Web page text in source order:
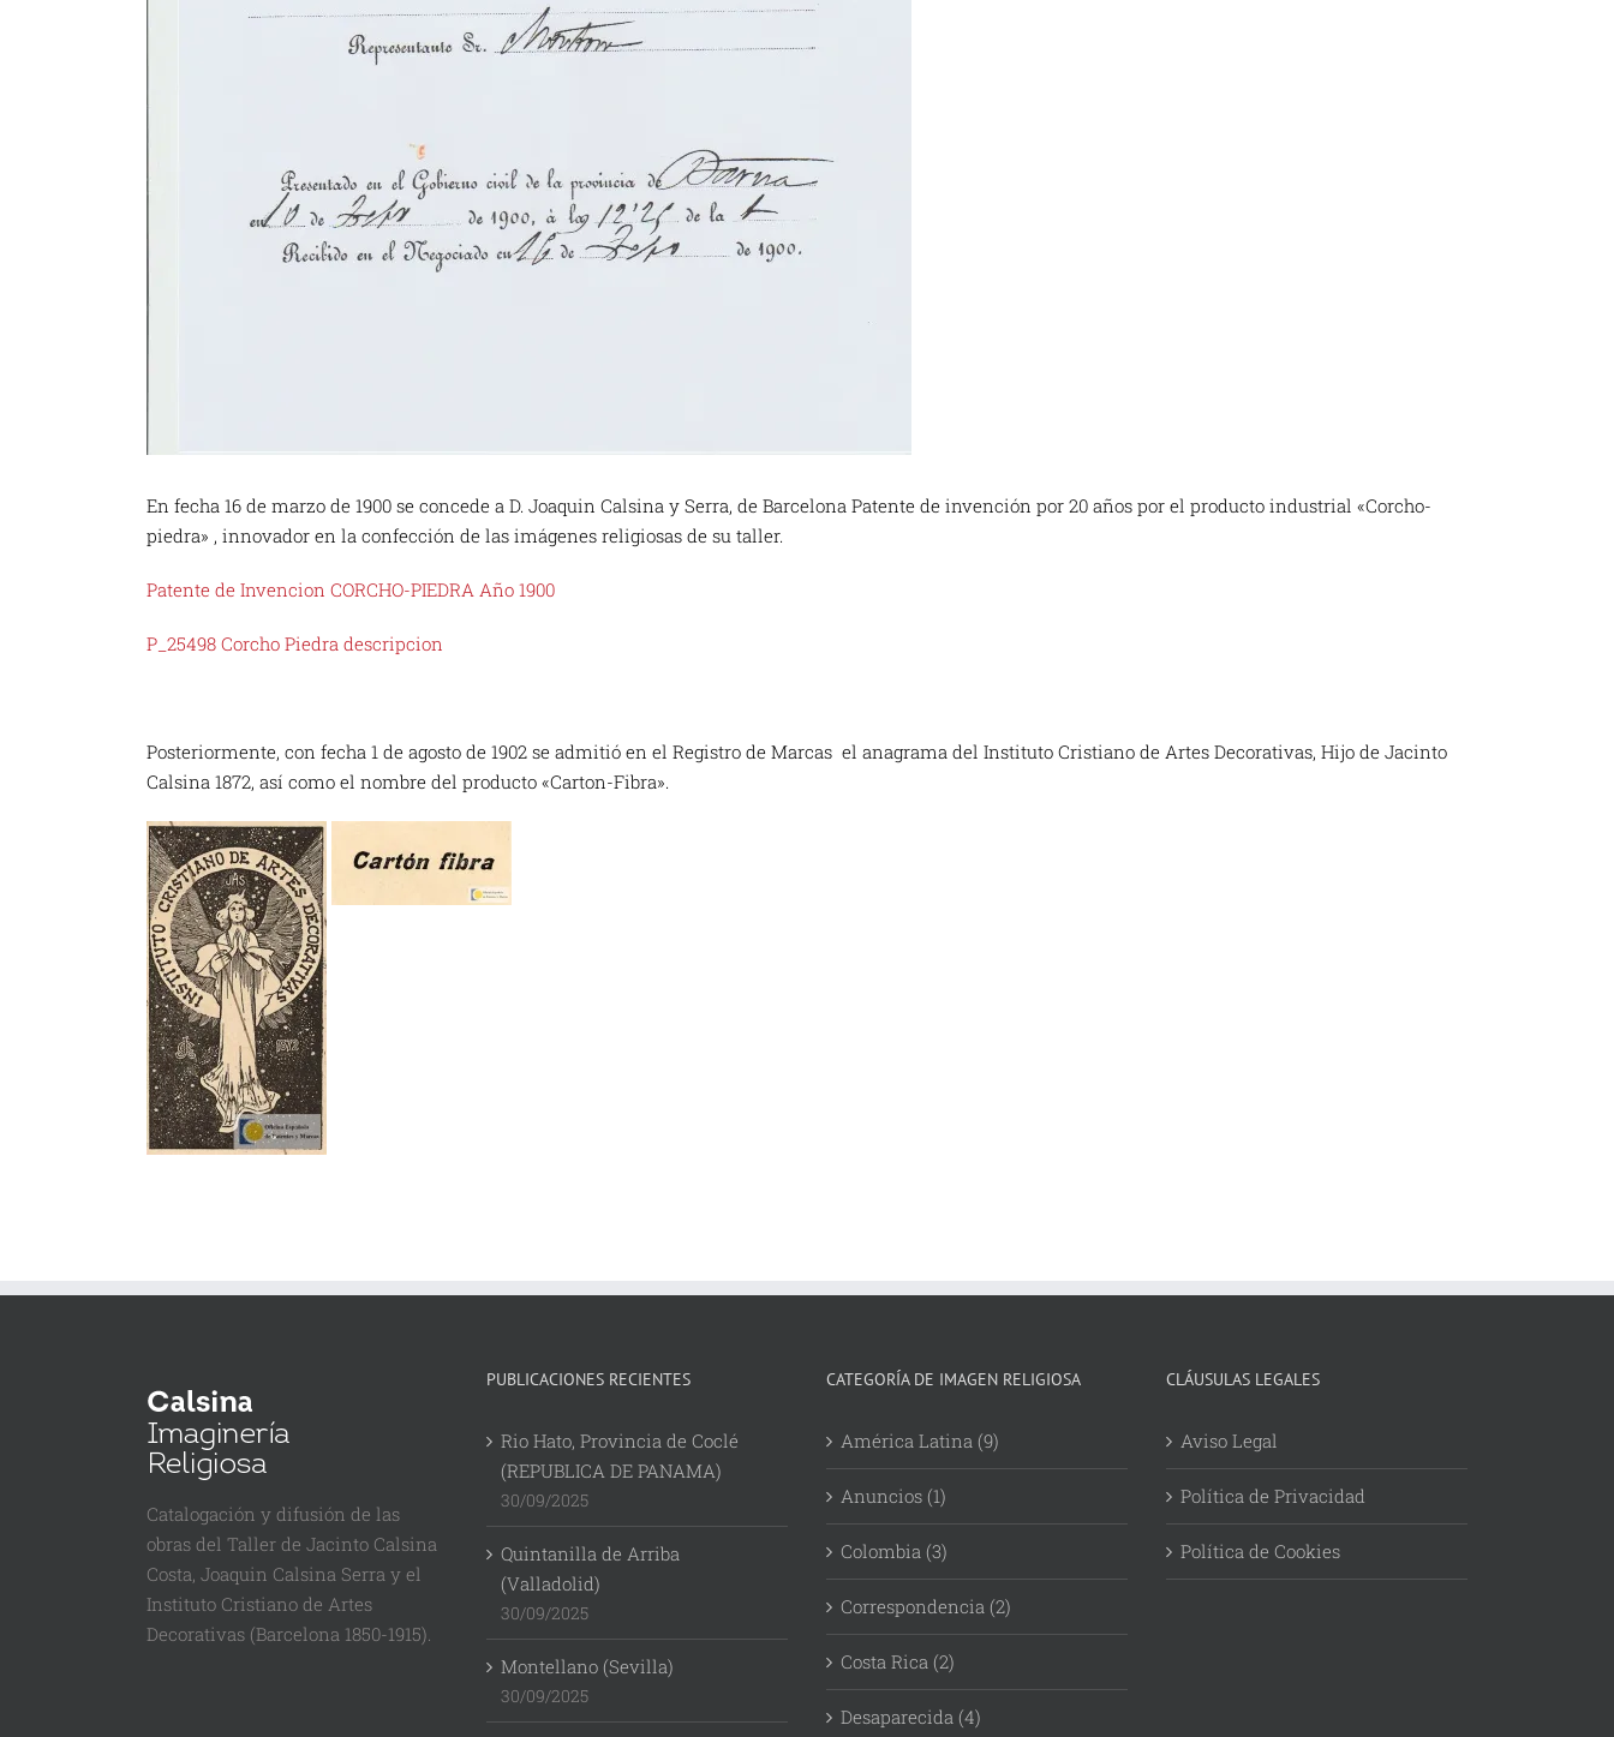
En fecha 16 de marzo de 1900 se concede a D. Joaquin Calsina y Serra, de Barcelona Patente de invención por 20 años por el producto industrial «Corcho-
piedra» , innovador en la confección de las imágenes religiosas de su taller.
Patente de Invencion CORCHO-PIEDRA Año 1900
P_25498 Corcho Piedra descripcion
Posteriormente, con fecha 1 de agosto de 1902 se admitió en el Registro de Marcas el anagrama del Instituto Cristiano de Artes Decorativas, Hijo de Jacinto
Calsina 1872, así como el nombre del producto «Carton-Fibra».
Catalogación y difusión de las
obras del Taller de Jacinto Calsina
Costa, Joaquin Calsina Serra y el
Instituto Cristiano de Artes
Decorativas (Barcelona 1850-1915).
PUBLICACIONES RECIENTES
Rio Hato, Provincia de Coclé
(REPUBLICA DE PANAMA)
30/09/2025
Quintanilla de Arriba
(Valladolid)
30/09/2025
Montellano (Sevilla)
30/09/2025
CATEGORÍA DE IMAGEN RELIGIOSA
América Latina (9)
Anuncios (1)
Colombia (3)
Correspondencia (2)
Costa Rica (2)
Desaparecida (4)
CLÁUSULAS LEGALES
Aviso Legal
Política de Privacidad
Política de Cookies